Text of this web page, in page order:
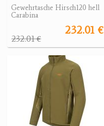
Gewehrtasche Hirsch120 hell
Carabina
232.01 €
232.01 €